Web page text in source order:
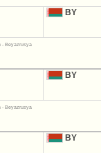
BY
- Beyazrusya
BY
- Beyazrusya
BY